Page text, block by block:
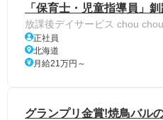
「保育士・児童指導員」
放課後デイサービス chou chou
正社員
北海道
月給21万円～
グランプリ金賞!焼鳥バル